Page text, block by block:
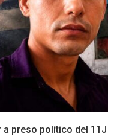
a preso político del 11J